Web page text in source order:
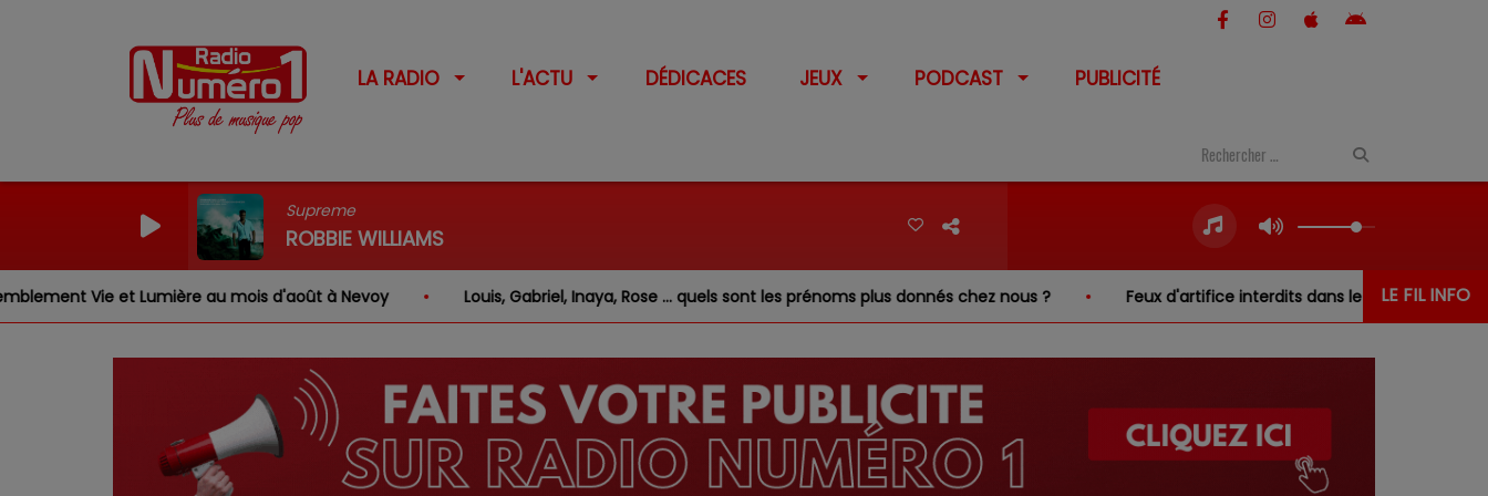
LA RADIO L'ACTU DÉDICACES JEUX PODCAST PUBLICITÉ
Supreme
ROBBIE WILLIAMS
LE FIL INFO
Vie et Lumière au mois d'août à Nevoy Louis, Gabriel, Inaya, Rose … quels sont les prénoms plus donnés chez nous ? Feux d'artifice interdits dans le Cher… sauf au-